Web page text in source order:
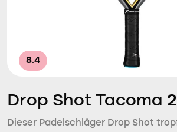
8.4
Drop Shot Tacoma
Dieser Padelschläger Drop Shot